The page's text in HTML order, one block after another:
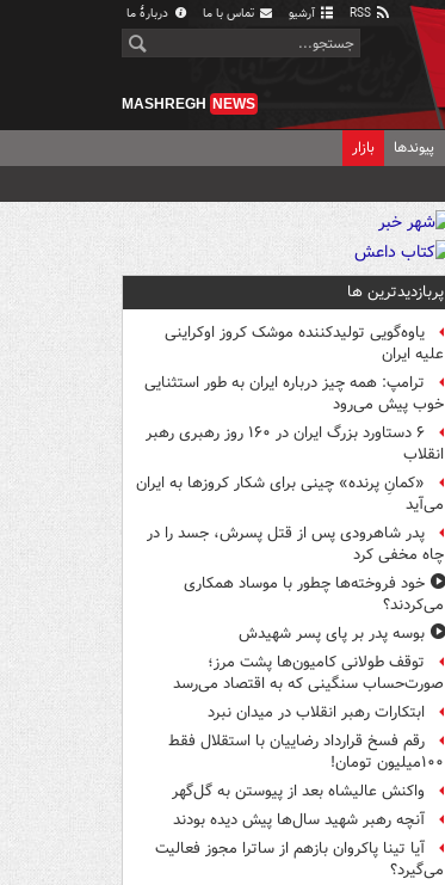
آرشیو تماس با ما دربارهٔ ما
MASHREGH NEWS
پیوندها بازار
پربازدیدترین ها
یاوه‌گویی تولیدکننده موشک کروز اوکراینی
علیه ایران
ترامپ: همه چیز درباره ایران به طور استثنایی
خوب پیش می‌رود
۶ دستاورد بزرگ ایران در ۱۶۰ روز رهبری رهبر
انقلاب
«کمانِ پرنده» چینی برای شکار کروزها به ایران
می‌آید
پدر شاهرودی پس از قتل پسرش، جسد را در
چاه مخفی کرد
خود فروخته‌ها چطور با موساد همکاری
می‌کردند؟
بوسه‌ پدر بر پای پسر شهیدش
توقف طولانی کامیون‌ها پشت مرز؛
صورت‌حساب سنگینی که به اقتصاد می‌رسد
ابتکارات رهبر انقلاب در میدان نبرد
رقم فسخ قرارداد رضاییان با استقلال فقط
۱۰۰میلیون تومان!
واکنش عالیشاه بعد از پیوستن به گل‌گهر
آنچه رهبر شهید سال‌ها پیش دیده بودند
آیا تینا پاکروان بازهم از ساترا مجوز فعالیت
می‌گیرد؟